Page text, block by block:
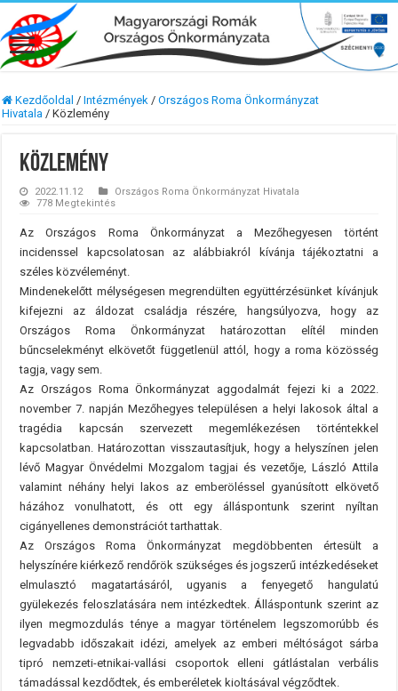
Kezdőoldal / Intézmények / Országos Roma Önkormányzat
Hivatala / Közlemény
Közlemény
2022.11.12
Országos Roma Önkormányzat Hivatala
778 Megtekintés
Az Országos Roma Önkormányzat a Mezőhegyesen történt
incidenssel kapcsolatosan az alábbiakról kívánja tájékoztatni a
széles közvéleményt.
Mindenekelőtt mélységesen megrendülten együttérzésünket kívánjuk
kifejezni az áldozat családja részére, hangsúlyozva, hogy az
Országos Roma Önkormányzat határozottan elítél minden
bűncselekményt elkövetőt függetlenül attól, hogy a roma közösség
tagja, vagy sem.
Az Országos Roma Önkormányzat aggodalmát fejezi ki a 2022.
november 7. napján Mezőhegyes településen a helyi lakosok által a
tragédia kapcsán szervezett megemlékezésen történtekkel
kapcsolatban. Határozottan visszautasítjuk, hogy a helyszínen jelen
lévő Magyar Önvédelmi Mozgalom tagjai és vezetője, László Attila
valamint néhány helyi lakos az emberöléssel gyanúsított elkövető
házához vonulhatott, és ott egy álláspontunk szerint nyíltan
cigányellenes demonstrációt tarthattak.
Az Országos Roma Önkormányzat megdöbbenten értesült a
helyszínére kiérkező rendőrök szükséges és jogszerű intézkedéseket
elmulasztó magatartásáról, ugyanis a fenyegető hangulatú
gyülekezés feloszlatására nem intézkedtek. Álláspontunk szerint az
ilyen megmozdulás ténye a magyar történelem legszomorúbb és
legvadabb időszakait idézi, amelyek az emberi méltóságot sárba
tipró nemzeti-etnikai-vallási csoportok elleni gátlástalan verbális
támadással kezdődtek, és emberéletek kioltásával végződtek.